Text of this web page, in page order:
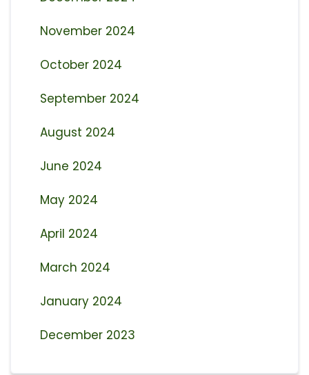
November 2024
October 2024
September 2024
August 2024
June 2024
May 2024
April 2024
March 2024
January 2024
December 2023